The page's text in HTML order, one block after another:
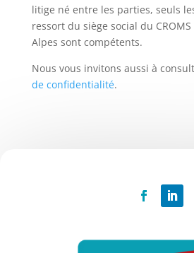
litige né entre les parties, seuls
ressort du siège social du
Alpes sont compétents.
Nous vous invitons aussi à
de confidentialité.